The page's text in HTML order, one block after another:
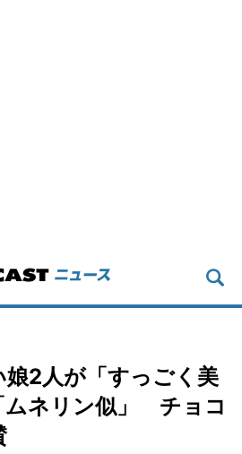
娘2人が「すっごく美
ムネリン似」 チョコ